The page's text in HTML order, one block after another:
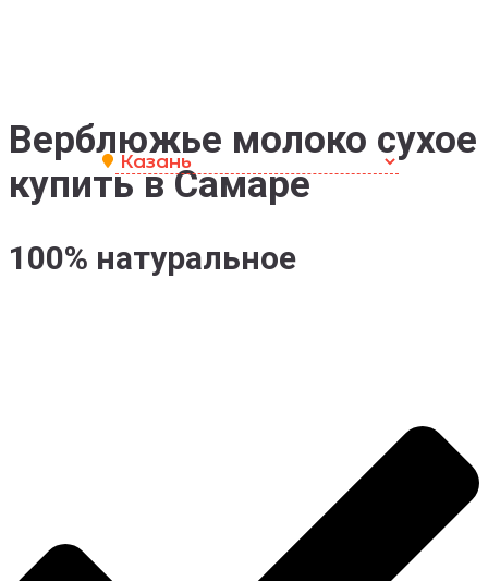
Верблюжье молоко сухое
купить в Самаре
100% натуральное